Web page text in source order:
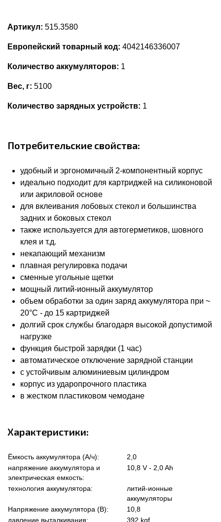
Артикул: 515.3580
Европейский товарный код: 4042146336007
Количество аккумуляторов: 1
Вес, г: 5100
Количество зарядных устройств: 1
Потребительские свойства:
удобный и эргономичный 2-компонентный корпус
идеально подходит для картриджей на силиконовой
или акриловой основе
для вклеивания лобовых стекол и большинства
задних и боковых стекол
также используется для автогерметиков, шовного
клея и т.д.
некапающий механизм
плавная регулировка подачи
сменные угольные щетки
мощный литий-ионный аккумулятор
объем обработки за один заряд аккумулятора при ~
20°C - до 15 картриджей
долгий срок службы благодаря высокой допустимой
нагрузке
функция быстрой зарядки (1 час)
автоматическое отключение зарядной станции
с устойчивым алюминиевым цилиндром
корпус из ударопрочного пластика
в жестком пластиковом чемодане
Характеристики:
Ёмкость аккумулятора (А/ч):
2,0
напряжение аккумулятора и
электрическая емкость:
10,8 V - 2,0 Ah
технология аккумулятора:
литий-ионные
аккумуляторы
Напряжение аккумулятора (В):
10,8
давление выталкивания:
392 kgf